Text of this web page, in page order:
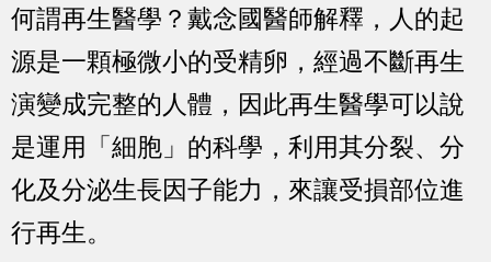
何謂再生醫學？戴念國醫師解釋，人的起
源是一顆極微小的受精卵，經過不斷再生
演變成完整的人體，因此再生醫學可以說
是運用「細胞」的科學，利用其分裂、分
化及分泌生長因子能力，來讓受損部位進
行再生。